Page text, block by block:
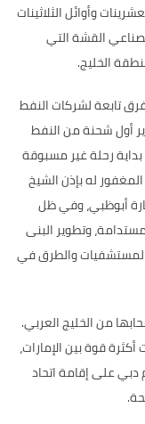
وأوائل الثلاثينات
القشة التي
الخليج.
تابعة لشركات النفط
أول شحنة من النفط
رحلة غير مسبوقة
المغفور له بإذن الشيخ
أبوظبي، وفي ظل
وتطوير البنى
والطرق في
من الخليج العربي.
قوة بين الإمارات،
على إقامة اتحاد
.